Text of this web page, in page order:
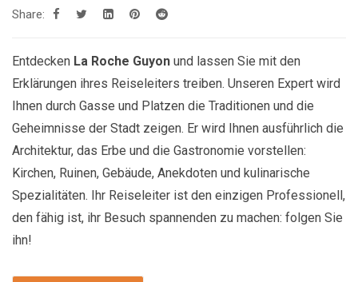
Share:
Entdecken La Roche Guyon und lassen Sie mit den
Erklärungen ihres Reiseleiters treiben. Unseren Expert wird
Ihnen durch Gasse und Platzen die Traditionen und die
Geheimnisse der Stadt zeigen. Er wird Ihnen ausführlich die
Architektur, das Erbe und die Gastronomie vorstellen:
Kirchen, Ruinen, Gebäude, Anekdoten und kulinarische
Spezialitäten. Ihr Reiseleiter ist den einzigen Professionell,
den fähig ist, ihr Besuch spannenden zu machen: folgen Sie
ihn!